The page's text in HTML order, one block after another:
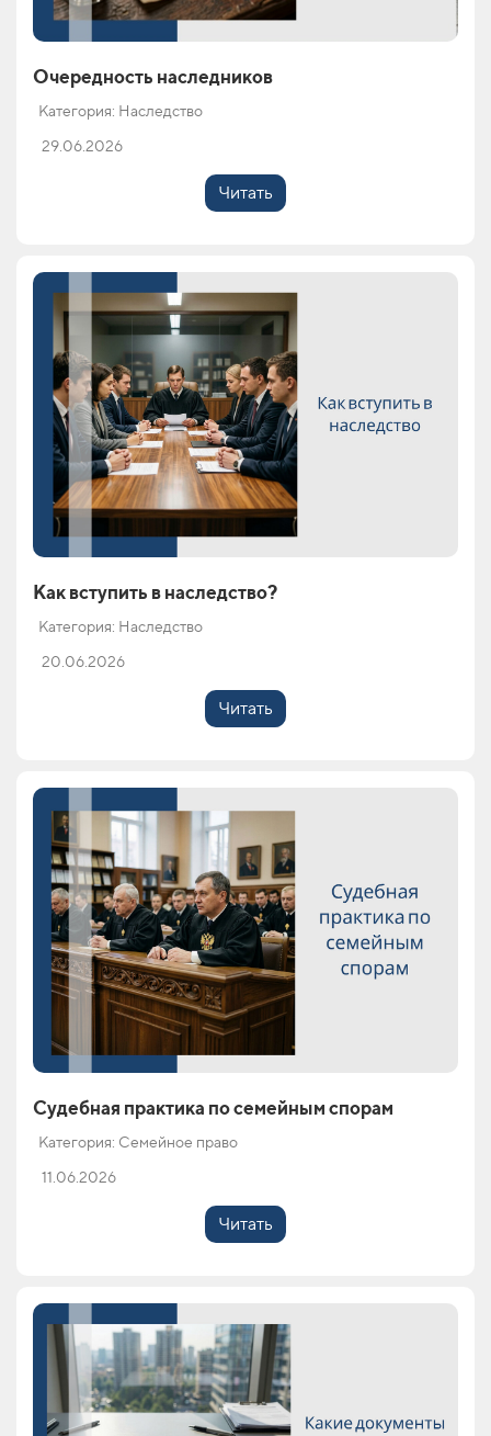
Очередность наследников
Категория: Наследство
29.06.2026
Читать
Как вступить в наследство?
Категория: Наследство
20.06.2026
Читать
Судебная практика по семейным спорам
Категория: Семейное право
11.06.2026
Читать